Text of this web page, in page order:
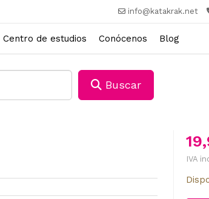
info@katakrak.net
Centro de estudios Conócenos Blog
Buscar
IVA